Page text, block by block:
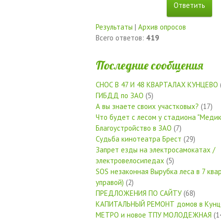
Результаты | Архив опросов
Всего ответов: 419
Последние сообщения
СНОС В 47 И 48 КВАРТАЛАХ КУНЦЕВО
ГИБДД по ЗАО (5)
А вы знаете своих участковых? (17)
Что будет с лесом у стадиона
Благоустройство в ЗАО (7)
Судьба кинотеатра Брест (29)
Запрет езды на электросамокатах /
электровелосипедах (5)
SOS незаконная Вырубка леса в 7
управой) (2)
ПРЕДЛОЖЕНИЯ ПО САЙТУ(68)
КАПИТАЛЬНЫЙ РЕМОНТ домов в
МЕТРО и новое ТПУ МОЛОДЕЖНАЯ